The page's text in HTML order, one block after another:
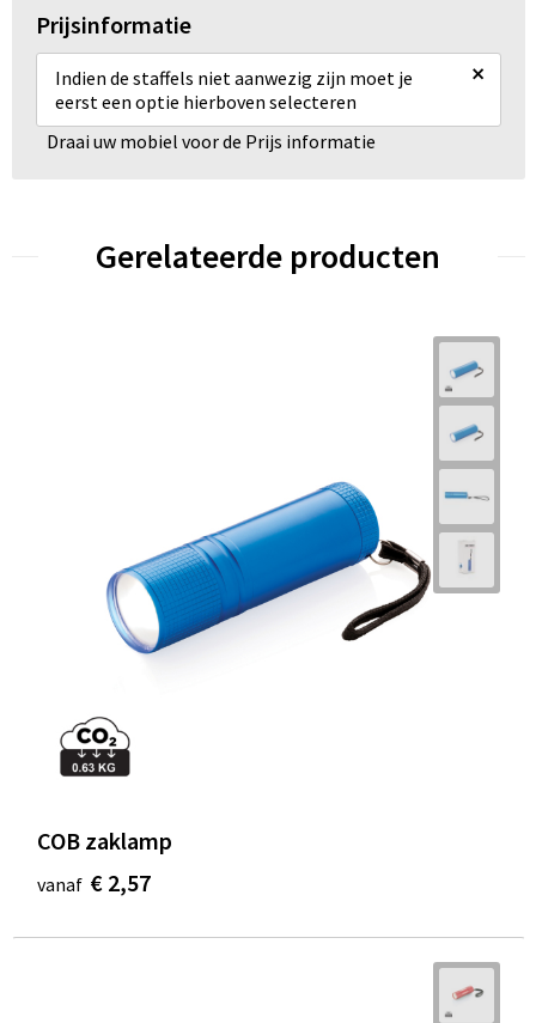
Prijsinformatie
Indien de staffels niet aanwezig zijn moet je
eerst een optie hierboven selecteren
×
Draai uw mobiel voor de Prijs informatie
Gerelateerde producten
COB zaklamp
vanaf € 2,57